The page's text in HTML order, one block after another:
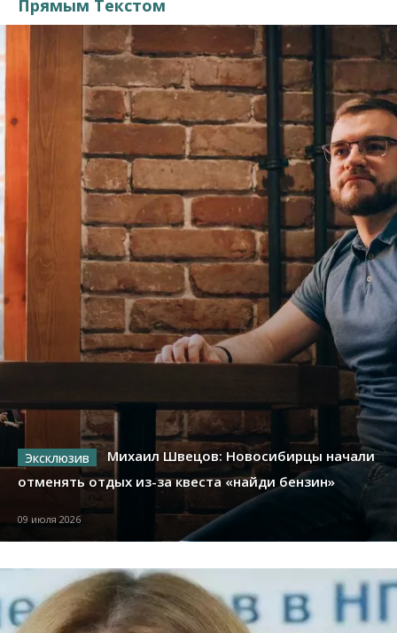
Прямым Текстом
Михаил Швецов: Новосибирцы начали
отменять отдых из-за квеста «найди бензин»
09 июля 2026